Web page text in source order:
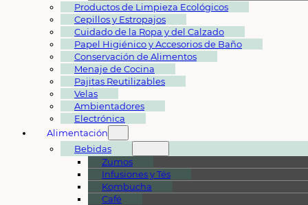
Productos de Limpieza Ecológicos
Cepillos y Estropajos
Cuidado de la Ropa y del Calzado
Papel Higiénico y Accesorios de Baño
Conservación de Alimentos
Menaje de Cocina
Pajitas Reutilizables
Velas
Ambientadores
Electrónica
Alimentación
Bebidas
Zumos
Infusiones y Tés
Kombucha
Café